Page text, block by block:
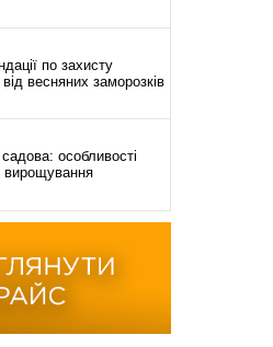
по захисту
весняних заморозків
особливості
вирощування